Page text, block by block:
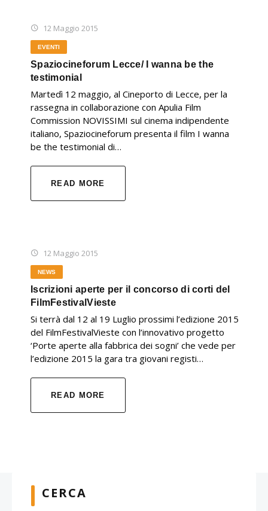
12 Maggio 2015
EVENTI
Spaziocineforum Lecce/ I wanna be the
testimonial
Martedì 12 maggio, al Cineporto di Lecce, per la
rassegna in collaborazione con Apulia Film
Commission NOVISSIMI sul cinema indipendente
italiano, Spaziocineforum presenta il film I wanna
be the testimonial di…
READ MORE
12 Maggio 2015
NEWS
Iscrizioni aperte per il concorso di corti del
FilmFestivalVieste
Si terrà dal 12 al 19 Luglio prossimi l’edizione 2015
del FilmFestivalVieste con l’innovativo progetto
‘Porte aperte alla fabbrica dei sogni’ che vede per
l’edizione 2015 la gara tra giovani registi…
READ MORE
CERCA